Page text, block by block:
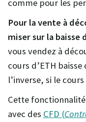
comme pour les
Pour la vente à
miser sur la baisse
vous vendez à
cours d’ETH baisse
l’inverse, si le
Cette
avec des CFD (